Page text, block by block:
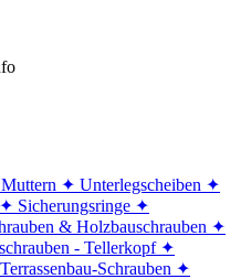
✦ Unterlegscheiben ✦
✦ Sicherungsringe ✦
& Holzbauschrauben ✦
- Tellerkopf ✦
Schrauben ✦